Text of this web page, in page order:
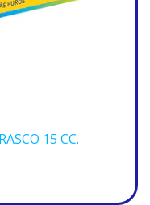
15 CC.